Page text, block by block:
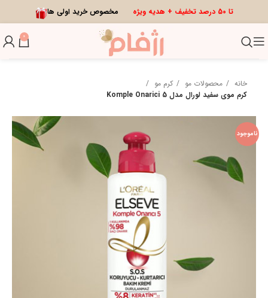
تا 50 درصد تخفیف + هدیه ویژه مخصوص خرید اولی ها
0
خانه محصولات مو
کرم مو
کرم موی سفید لورال مدل Komple Onarici 5
ناموجود